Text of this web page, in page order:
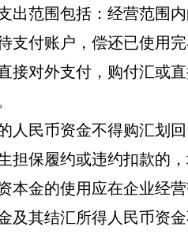
出范围包括：经营范围
支付账户，偿还已使用
接对外支付，购付汇或
人民币资金不得购汇划
担保履约或违约扣款的
本金的使用应在企业经
及其结汇所得人民币资